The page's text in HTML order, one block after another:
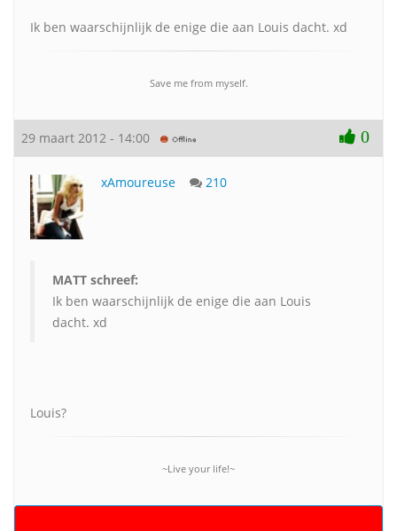
Ik ben waarschijnlijk de enige die aan Louis dacht. xd
Save me from myself.
29 maart 2012 - 14:00 0
xAmoureuse 210
MATT schreef:
Ik ben waarschijnlijk de enige die aan Louis
dacht. xd
Louis?
~Live your life!~